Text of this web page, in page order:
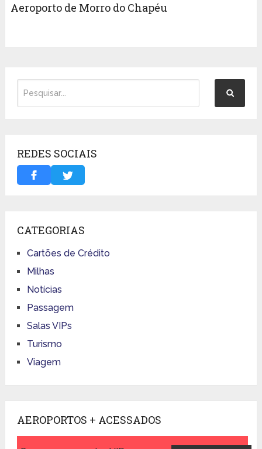
Aeroporto de Morro do Chapéu
REDES SOCIAIS
CATEGORIAS
Cartões de Crédito
Milhas
Notícias
Passagem
Salas VIPs
Turismo
Viagem
AEROPORTOS + ACESSADOS